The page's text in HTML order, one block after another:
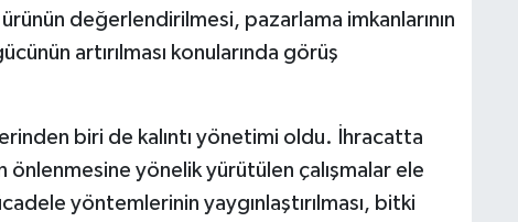
değerlendirilmesi, pazarlama imkanlarının
artırılması konularında görüş
biri de kalıntı yönetimi oldu. İhracatta
önlenmesine yönelik yürütülen çalışmalar ele
yöntemlerinin yaygınlaştırılması, bitki